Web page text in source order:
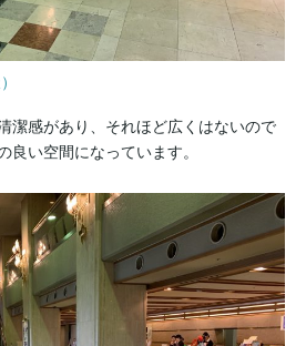
潔感があり、それほど広くはないので
良い空間になっています。